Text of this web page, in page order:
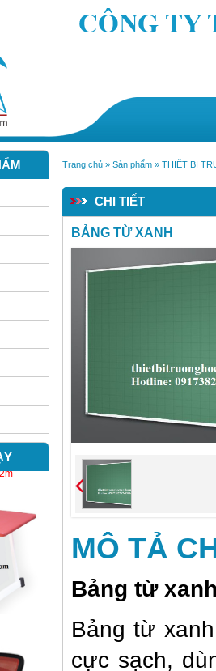
Trang chủ » Sản phẩm » THIẾT BỊ
CHI TIẾT
BẢNG TỪ XANH
MÔ TẢ
Bảng từ
Bảng từ xanh
cực sạch,